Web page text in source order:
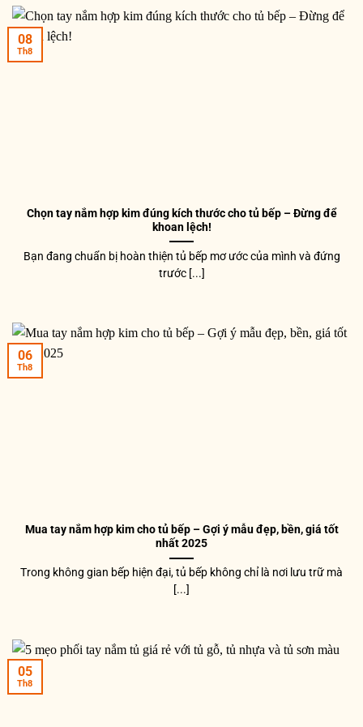
Chọn tay nắm hợp kim đúng kích thước cho tủ bếp – Đừng để
khoan lệch!
Bạn đang chuẩn bị hoàn thiện tủ bếp mơ ước của mình và đứng
trước [...]
08
Th8
Mua tay nắm hợp kim cho tủ bếp – Gợi ý mẫu đẹp, bền, giá tốt
nhất 2025
Trong không gian bếp hiện đại, tủ bếp không chỉ là nơi lưu trữ mà
[...]
06
Th8
05
Th8